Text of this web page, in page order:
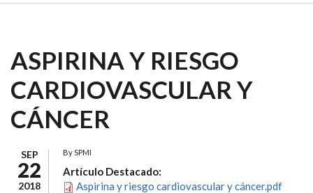
ASPIRINA Y RIESGO
CARDIOVASCULAR Y
CÁNCER
SEP
22
2018
BySPMI
Artículo Destacado:
Aspirina y riesgo cardiovascular y cáncer.pdf